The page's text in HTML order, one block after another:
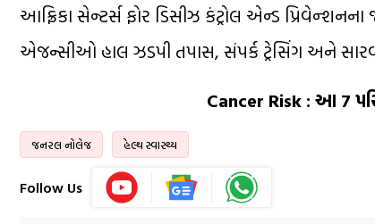
આફ્રિકા સેન્ટર્સ ફોર ડિસીઝ કંટ્રોલ એન્ડ
એજન્સીઓ હાલ ઝડપી તપાસ, સંપર્ક ટ્રેસિંગ અને
Cancer Risk : આ 7
જનરલ નોલેજ હેલ્થ સ્વાસ્થ્ય
Follow Us